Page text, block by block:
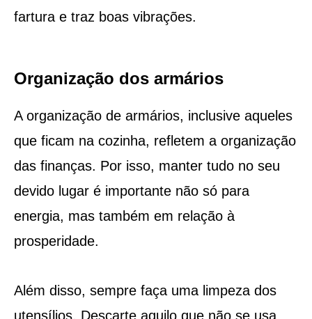
fartura e traz boas vibrações.
Organização dos armários
A organização de armários, inclusive aqueles
que ficam na cozinha, refletem a organização
das finanças. Por isso, manter tudo no seu
devido lugar é importante não só para
energia, mas também em relação à
prosperidade.
Além disso, sempre faça uma limpeza dos
utensílios. Descarte aquilo que não se usa